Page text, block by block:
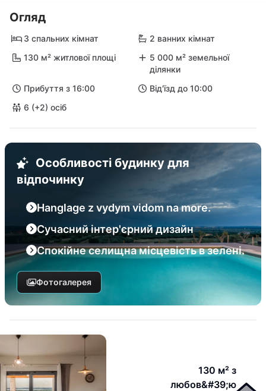
Огляд
3 спальних кімнат
2 ванних кімнат
130 м² житлової площі
5 000 м² земельної
ділянки
Прибуття з 16:00
Від'їзд до 10:00
6 (+2) осіб
Особливості будинку для
відпочинку
Hanglage z vydym vidom na more.
Сучасний інтер'єрний дизайн
Спокійне селищна місцевість в зелені.
Фотогалерея
130 м² з
любов&#39;ю